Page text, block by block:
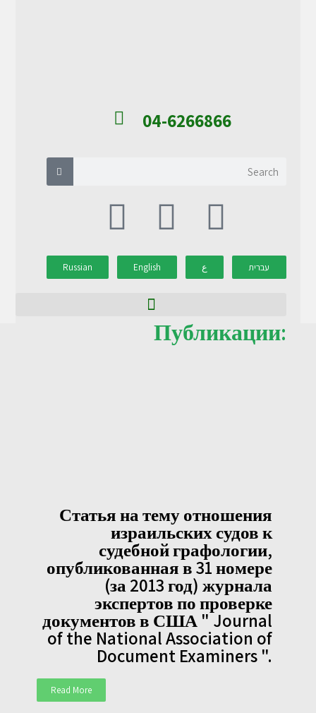
04-6266866
עברית ع English
Russian
Публикации:
Статья на тему отношения
израильских судов к
судебной графологии,
опубликованная в 31 номере
(за 2013 год) журнала
экспертов по проверке
документов в США " Journal
of the National Association of
Document Examiners ".
Read More